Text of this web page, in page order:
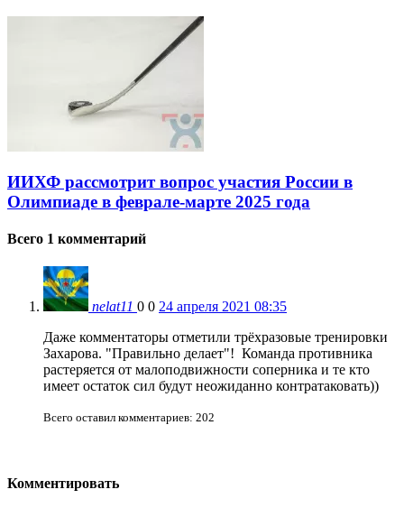
ИИХФ рассмотрит вопрос участия России в
Олимпиаде в феврале-марте 2025 года
Всего 1 комментарий
nelat11 0 0 24 апреля 2021 08:35
Даже комментаторы отметили трёхразовые тренировки
Захарова. "Правильно делает"! Команда противника
растеряется от малоподвижности соперника и те кто
имеет остаток сил будут неожиданно контратаковать))
Всего оставил комментариев: 202
Комментировать